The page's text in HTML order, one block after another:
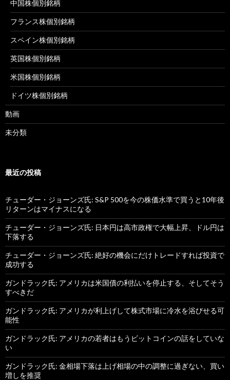
中国株個別銘柄
フランス株個別銘柄
スペイン株個別銘柄
英国株個別銘柄
米国株個別銘柄
ドイツ株個別銘柄
動画
未分類
最近の投稿
チューダー・ジョーンズ氏: S&P 500を今の株価水準で買うと10年後
リターンはマイナスになる
チューダー・ジョーンズ氏: 日本円は高市政権で大幅上昇、ドル円は
下落する
チューダー・ジョーンズ氏: 絶好の機会にだけトレードすれば投資で
成功する
ガンドラック氏: アメリカは米国債の利払いを停止する、そしてそう
すべきだ
ガンドラック氏: アメリカが利上げして株式市場に冷水を浴びせる可
能性
ガンドラック氏: アメリカの若者はもうビットコインの話をしていな
い
ガンドラック氏: 金相場下落は上げ相場の中の調整に過ぎない、買い
増しを推奨